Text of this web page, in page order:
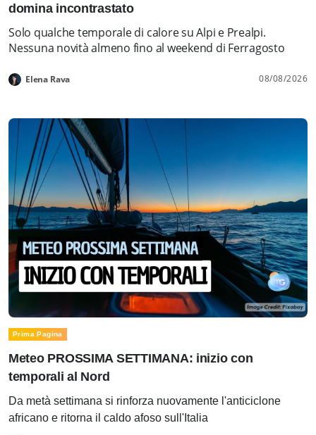
domina incontrastato
Solo qualche temporale di calore su Alpi e Prealpi.
Nessuna novità almeno fino al weekend di Ferragosto
Elena Rava 08/08/2026
Prima Pagina
Meteo PROSSIMA SETTIMANA: inizio con
temporali al Nord
Da metà settimana si rinforza nuovamente l'anticiclone
africano e ritorna il caldo afoso sull'Italia